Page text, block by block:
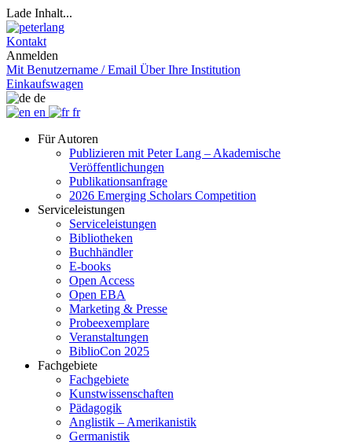
Lade Inhalt...
Kontakt
Anmelden
Mit Benutzername / Email Über Ihre Institution
Einkaufswagen
de
en
fr
Für Autoren
Publizieren mit Peter Lang – Akademische
Veröffentlichungen
Publikationsanfrage
2026 Emerging Scholars Competition
Serviceleistungen
Serviceleistungen
Bibliotheken
Buchhändler
E-books
Open Access
Open EBA
Marketing & Presse
Probeexemplare
Veranstaltungen
BiblioCon 2025
Fachgebiete
Fachgebiete
Kunstwissenschaften
Pädagogik
Anglistik – Amerikanistik
Germanistik